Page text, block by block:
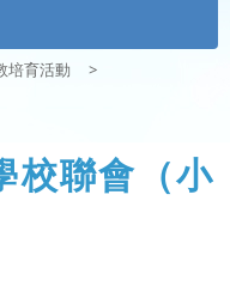
培育活動
>
校聯會（小